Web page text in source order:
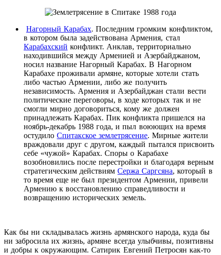
Нагорный Карабах. Последним громким конфликтом,
в котором была задействована Армения, стал
Карабахский конфликт. Анклав, территориально
находившийся между Арменией и Азербайджаном,
носил название Нагорный Карабах. В Нагорном
Карабахе проживали армяне, которые хотели стать
либо частью Армении, либо же получить
независимость. Армения и Азербайджан стали вести
политические переговоры, в ходе которых так и не
смогли мирно договориться, кому же должен
принадлежать Карабах. Пик конфликта пришелся на
ноябрь-декабрь 1988 года, и пыл воюющих на время
остудилоСпитакское землетрясение. Мирные жители
враждовали друг с другом, каждый пытался присвоить
себе «чужой» Карабах. Споры о Карабахе
возобновились после перестройки и благодаря верным
стратегическим действиямСержа Саргсяна, который в
то время еще не был президентом Армении, привели
Армению к восстановлению справедливости и
возвращению исторических земель.
Как бы ни складывалась жизнь армянского народа, куда бы
ни забросила их жизнь, армяне всегда улыбчивы, позитивны
и добры к окружающим. Сатирик Евгений Петросян как-то